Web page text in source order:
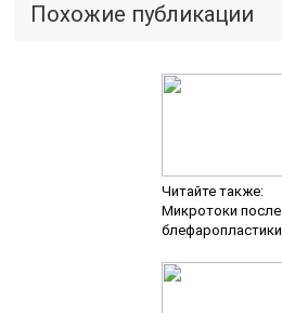
Похожие публикации
Читайте также:
Микротоки после
блефаропластики